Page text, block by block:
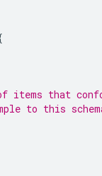
that
to this